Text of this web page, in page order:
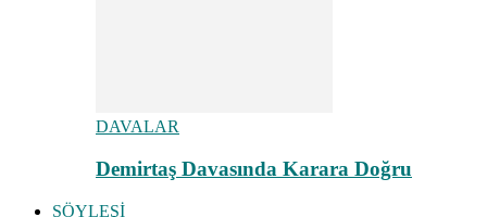
DAVALAR
Demirtaş Davasında Karara Doğru
SÖYLEŞİ